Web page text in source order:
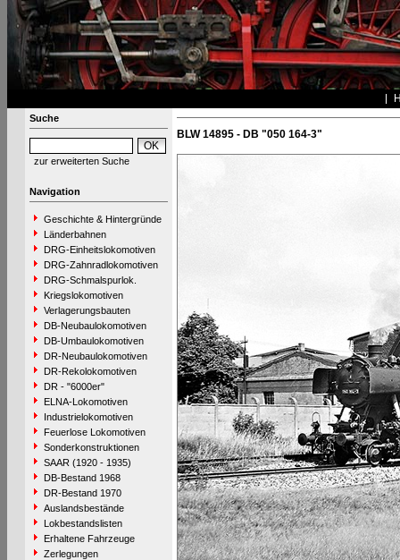
Suche
zur erweiterten Suche
Navigation
Geschichte & Hintergründe
Länderbahnen
DRG-Einheitslokomotiven
DRG-Zahnradlokomotiven
DRG-Schmalspurlok.
Kriegslokomotiven
Verlagerungsbauten
DB-Neubaulokomotiven
DB-Umbaulokomotiven
DR-Neubaulokomotiven
DR-Rekolokomotiven
DR - "6000er"
ELNA-Lokomotiven
Industrielokomotiven
Feuerlose Lokomotiven
Sonderkonstruktionen
SAAR (1920 - 1935)
DB-Bestand 1968
DR-Bestand 1970
Auslandsbestände
Lokbestandslisten
Erhaltene Fahrzeuge
Zerlegungen
BLW 14895 - DB "050 164-3"